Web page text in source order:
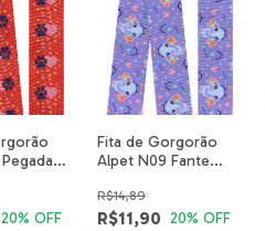
20% OFF
Fita de Gorgorão
Alpet N09 Fante
R$11,90
R$14,89
20% OFF